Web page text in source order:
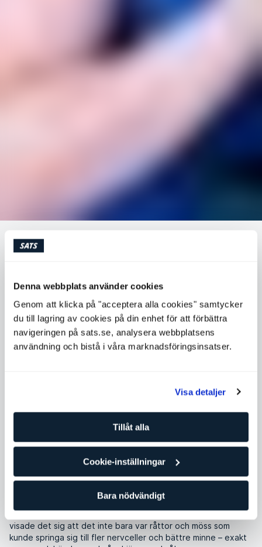
Denna webbplats använder cookies
Genom att klicka på "acceptera alla cookies" samtycker
du till lagring av cookies på din enhet för att förbättra
navigeringen på sats.se, analysera webbplatsens
användning och bistå i våra marknadsföringsinsatser.
Visa detaljer
Tillåt alla
Cookie-inställningar
Bara nödvändigt
Hjärnan är ett av de organ som troligtvis påverkas mest
av fysisk aktivitet, visste du till exempel att fyra
minuters fysisk aktivitet kan ge dig ökat fokus i upp till
en timme efteråt? Här berättar hjärnforskaren Ole
Petter Hjelle om hur hjärnan påverkas av träning!
Träning och träningstips
HJÄRNAN ÄR ETT AV DE ORGAN SOM
PÅVERKAS MEST AV FYSISK AKTIVITET
I slutet av 90-talet upptäckte forskare i USA att när råttor
och möss fick springa fritt i sina burar, så växte den delen av
visade det sig att det inte bara var råttor och möss som
kunde springa sig till fler nervceller och bättre minne – exakt